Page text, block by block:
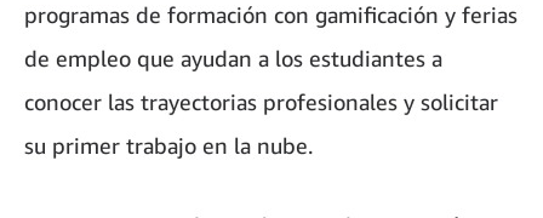
programas de formación con gamificación y ferias
de empleo que ayudan a los estudiantes a
conocer las trayectorias profesionales y solicitar
su primer trabajo en la nube.